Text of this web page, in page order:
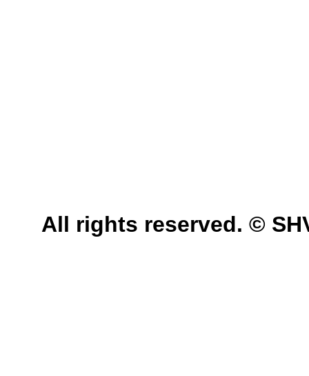
All rights reserved. ©